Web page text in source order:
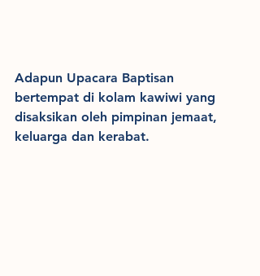
Adapun Upacara Baptisan
bertempat di kolam kawiwi yang
disaksikan oleh pimpinan jemaat,
keluarga dan kerabat.